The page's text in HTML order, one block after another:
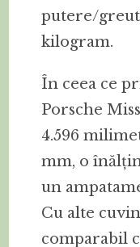
putere/
kilogram.
În ceea ce
Porsche
4.596
mm, o
un
Cu alte
comparabil